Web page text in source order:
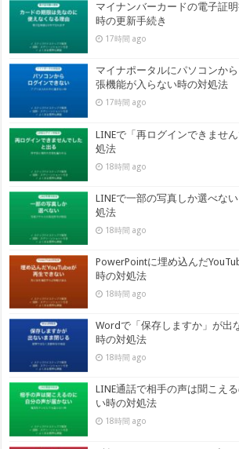
マイナンバーカードの電子証
時の更新手続き
17時間 ago
マイナポータルにパソコンか
張機能が入らない時の対処法
17時間 ago
LINEで「再ログインできませ
処法
18時間 ago
LINEで一部の写真しか選べな
処法
18時間 ago
PowerPointに埋め込んだ
時の対処法
18時間 ago
Wordで「保存しますか」が出
時の対処法
18時間 ago
LINE通話で相手の声は聞こえ
い時の対処法
18時間 ago